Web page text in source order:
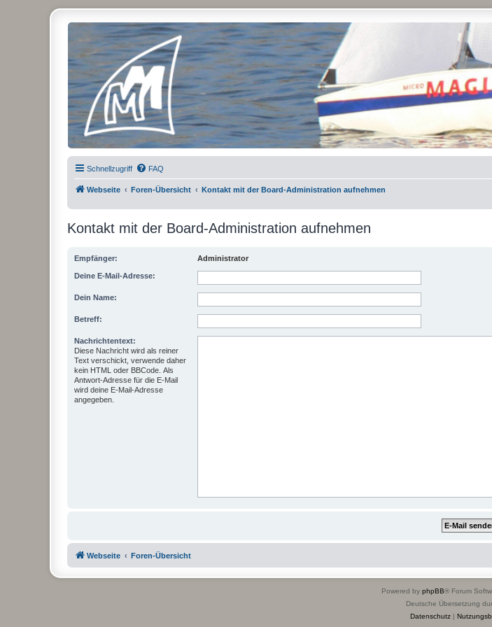
Micro Magic Forum Deutschland
Schnellzugriff FAQ
Webseite Foren-Übersicht Kontakt mit der Board-Administration aufnehmen
Kontakt mit der Board-Administration aufnehmen
Empfänger: Administrator
Deine E-Mail-Adresse:
Dein Name:
Betreff:
Nachrichtentext:
Diese Nachricht wird als reiner
Text verschickt, verwende daher
kein HTML oder BBCode. Als
Antwort-Adresse für die E-Mail
wird deine E-Mail-Adresse
angegeben.
Webseite Foren-Übersicht
Powered by phpBB® Forum
Deutsche Übersetzung
Datenschutz|